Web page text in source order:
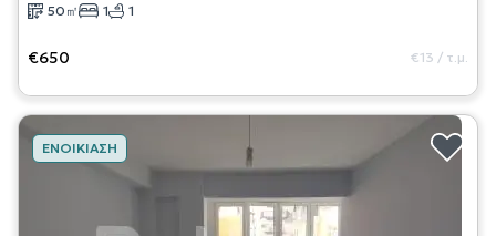
50 ㎡ 1 1
€650 €13 / τ.μ.
ΕΝΟΙΚΊΑΣΗ